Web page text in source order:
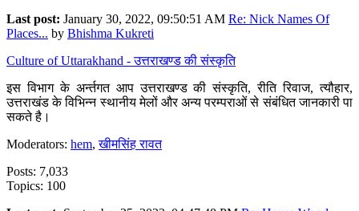
Last post: January 30, 2022, 09:50:51 AM Re: Nick Names Of
Places... by Bhishma Kukreti
Culture of Uttarakhand - उत्तराखण्ड की संस्कृति
इस विभाग के अर्न्तगत आप उत्तराखण्ड की संस्कृति, रीति रिवाज, त्यौहार,
उत्तराखंड के विभिन्न स्थानीय मेलों और अन्य परम्पराओं से संबंधित जानकारी पा
सकते है।
Moderators: hem,खीमसिंह रावत
Posts: 7,033
Topics: 100